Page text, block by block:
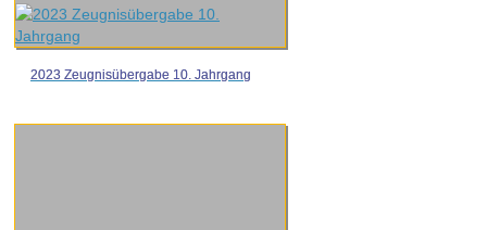
2023 Zeugnisübergabe 10. Jahrgang